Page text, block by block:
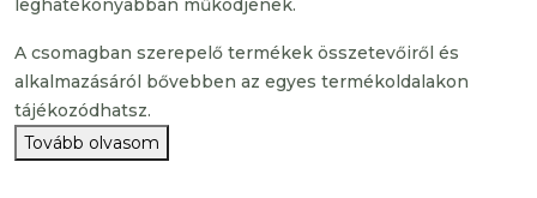
leghatékonyabban működjenek.
A csomagban szerepelő termékek összetevőiről és
alkalmazásáról bővebben az egyes termékoldalakon
tájékozódhatsz.
Tovább olvasom